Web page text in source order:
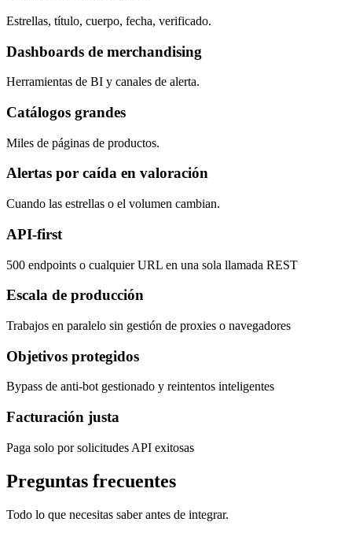
Estrellas, título, cuerpo, fecha, verificado.
Dashboards de merchandising
Herramientas de BI y canales de alerta.
Catálogos grandes
Miles de páginas de productos.
Alertas por caída en valoración
Cuando las estrellas o el volumen cambian.
API-first
500 endpoints o cualquier URL en una sola llamada REST
Escala de producción
Trabajos en paralelo sin gestión de proxies o navegadores
Objetivos protegidos
Bypass de anti-bot gestionado y reintentos inteligentes
Facturación justa
Paga solo por solicitudes API exitosas
Preguntas frecuentes
Todo lo que necesitas saber antes de integrar.